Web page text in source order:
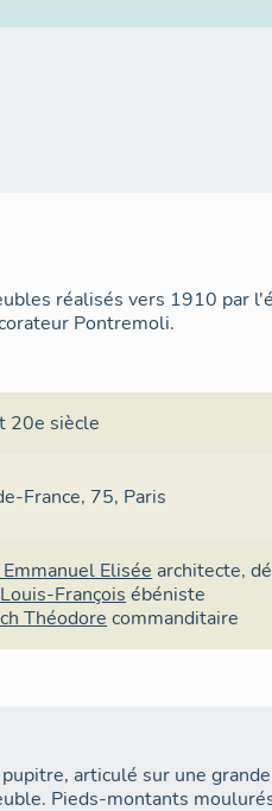
réalisés vers 1910 par
Pontremoli.
20e siècle
France, 75, Paris
Elisée architecte,
François ébéniste
Théodore commanditaire
articulé sur une
Pieds-montants